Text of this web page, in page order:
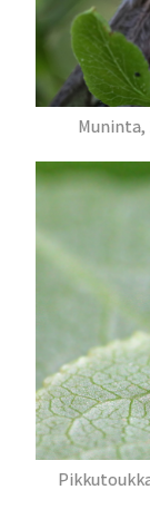
Muninta,